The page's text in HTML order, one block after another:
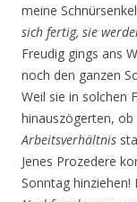
meine
sich fertig, sie
Freudig gings ans
noch den ganzen
Weil sie in solchen
hinauszögerten,
Arbeitsverhältnis
Jenes Prozedere
Sonntag